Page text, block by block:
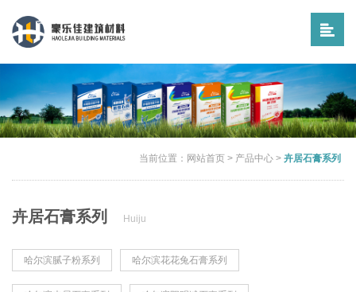
当前位置： 网站首页 > 产品中心 > 卉居石膏系列
卉居石膏系列 Huiju
哈尔滨腻子粉系列 哈尔滨花花兔石膏系列